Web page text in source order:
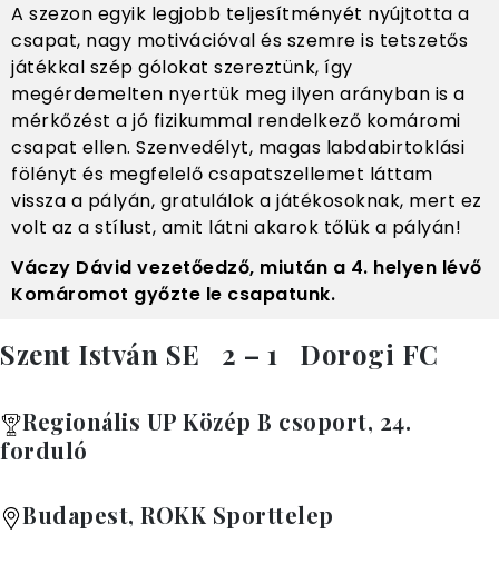
A szezon egyik legjobb teljesítményét nyújtotta a
csapat, nagy motivációval és szemre is tetszetős
játékkal szép gólokat szereztünk, így
megérdemelten nyertük meg ilyen arányban is a
mérkőzést a jó fizikummal rendelkező komáromi
csapat ellen. Szenvedélyt, magas labdabirtoklási
fölényt és megfelelő csapatszellemet láttam
vissza a pályán, gratulálok a játékosoknak, mert ez
volt az a stílust, amit látni akarok tőlük a pályán!
Váczy Dávid vezetőedző, miután a 4. helyen lévő
Komáromot győzte le csapatunk.
Szent István SE 2 – 1 Dorogi FC
Regionális UP Közép B csoport, 24.
forduló
Budapest, ROKK Sporttelep